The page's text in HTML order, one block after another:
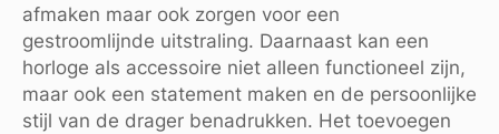
afmaken maar ook zorgen voor een
gestroomlijnde uitstraling. Daarnaast kan een
horloge als accessoire niet alleen functioneel zijn,
maar ook een statement maken en de persoonlijke
stijl van de drager benadrukken. Het toevoegen